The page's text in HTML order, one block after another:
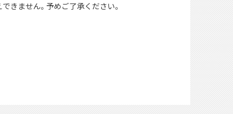
きません。予めご了承ください。